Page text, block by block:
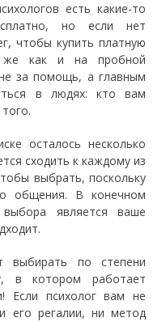
есть какие-то
но если нет
чтобы купить платную
же как и на пробной
за помощь, а главным
в людях: кто вам
осталось несколько
сходить к каждому из
выбрать, поскольку
общения. В конечном
является ваше
выбирать по степени
в котором работает
Если психолог вам не
его регалии, ни метод